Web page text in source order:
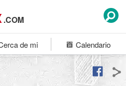
.COM
de mi Calendario